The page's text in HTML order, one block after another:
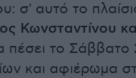
σ' αυτό το
Κωνσταντίνου
πέσει το Σάββατο
και αφιέρωμα